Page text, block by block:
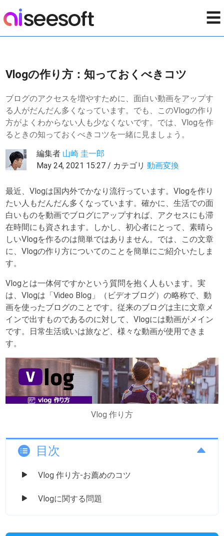
☰
Vlogの作り方：知っておくべきコツ
ブログのアクセスを増やすために、面白い動画をアップす
る人がだんだん多くなっています。でも、このVlogの作り
方がよくわからない人も少なくないです。では、Vlogを作
るときの知っておくべきコツを一緒に見ましょう。
編集者 山崎 圭一郎
May 24, 2021 15:27 / カテゴリ動画変換
最近、Vlogは国内外でかなり流行っています。Vlogを作り
たい人もだんだん多くなっています。確かに、生活での面
白いものを動画でブログにアップすれば、アクセスにも滞
在時間にも資されます。しかし、初心者にとって、素晴ら
しいVlogを作るのは簡単ではありません。では、この文章
に、Vlogの作り方についてのことを簡単にご紹介いたしま
す。
Vlogとは一体何ですかという質問を抱く人もいます。実
は、Vlogは「Video Blog」（ビデオブログ）の略称で、動
画を使ったブログのことです。従来のブログは主に文章メ
インで出すものであるのに対して、Vlogには動画がメイン
です。日常生活或いは旅など、様々な動画が使用できま
す。
Vlog 作り方
目次
Vlog 作り方-お薦めのコツ
Vlogに関する問題